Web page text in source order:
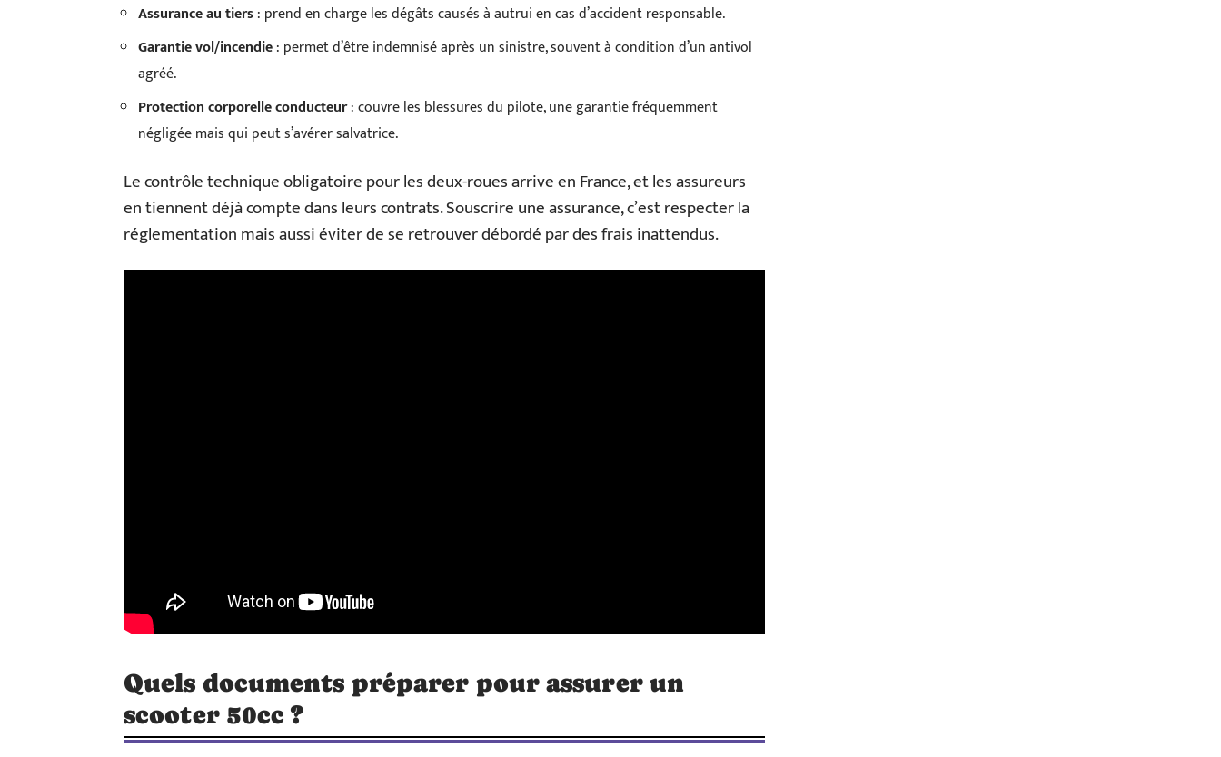
Assurance au tiers: prend en charge les dégâts causés à autrui en cas d’accident responsable.
Garantie vol/incendie: permet d’être indemnisé après un sinistre, souvent à condition d’un antivol
agréé.
Protection corporelle conducteur: couvre les blessures du pilote, une garantie fréquemment
négligée mais qui peut s’avérer salvatrice.
Le contrôle technique obligatoire pour les deux-roues arrive en France, et les assureurs
en tiennent déjà compte dans leurs contrats. Souscrire une assurance, c’est respecter la
réglementation mais aussi éviter de se retrouver débordé par des frais inattendus.
Quels documents préparer pour assurer un
scooter 50cc ?